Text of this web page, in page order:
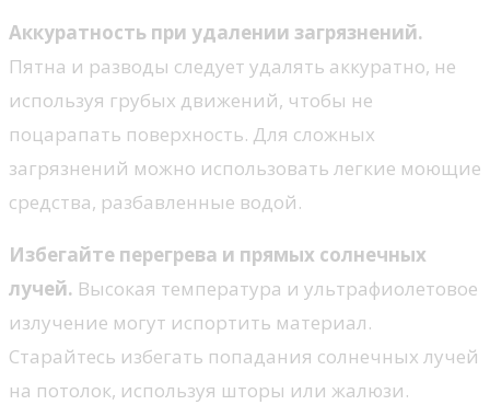
Аккуратность при удалении загрязнений.
Пятна и разводы следует удалять аккуратно, не
используя грубых движений, чтобы не
поцарапать поверхность. Для сложных
загрязнений можно использовать легкие моющие
средства, разбавленные водой.
Избегайте перегрева и прямых солнечных
лучей. Высокая температура и ультрафиолетовое
излучение могут испортить материал.
Старайтесь избегать попадания солнечных лучей
на потолок, используя шторы или жалюзи.